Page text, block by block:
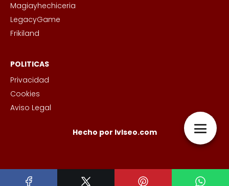
Magiayhechiceria
LegacyGame
Frikiland
POLITICAS
Privacidad
Cookies
Aviso Legal
Hecho por lvlseo.com